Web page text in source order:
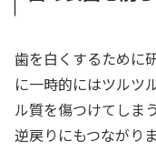
歯を白くするために
に一時的にはツルツ
ル質を傷つけてしま
逆戻りにもつながりま